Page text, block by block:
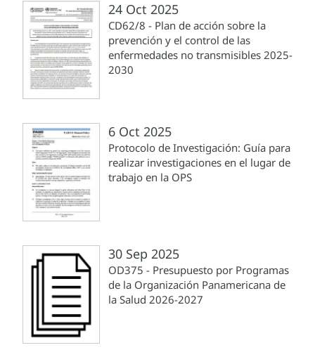
24 Oct 2025
CD62/8 - Plan de acción sobre la
prevención y el control de las
enfermedades no transmisibles 2025-
2030
6 Oct 2025
Protocolo de Investigación: Guía para
realizar investigaciones en el lugar de
trabajo en la OPS
30 Sep 2025
OD375 - Presupuesto por Programas
de la Organización Panamericana de
la Salud 2026-2027